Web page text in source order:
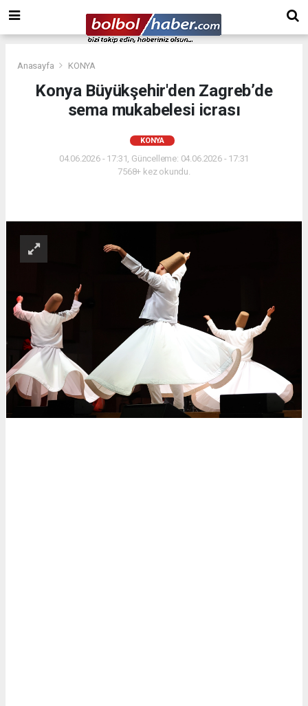
Anasayfa KONYA
Konya Büyükşehir'den Zagreb’de
sema mukabelesi icrası
KONYA
04.06.2026 - 17:31, Güncelleme: 04.06.2026 - 17:31
7568+ kez okundu.